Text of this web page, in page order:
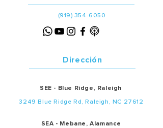
(919) 354-6050
Dirección
SEE - Blue Ridge, Raleigh
3249 Blue Ridge Rd, Raleigh, NC 27612
SEA - Mebane, Alamance